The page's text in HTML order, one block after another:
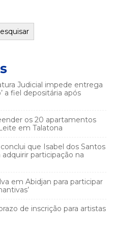
Judicial impede entrega
a fiel depositária após
os 20 apartamentos
em Talatona
que Isabel dos Santos
participação na
em Abidjan para participar
de inscrição para artistas